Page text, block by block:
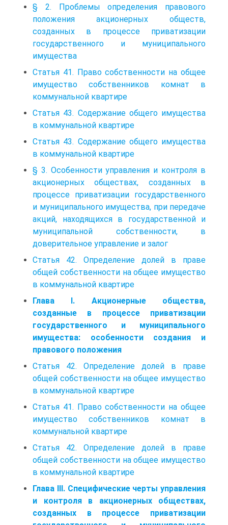
§ 2. Проблемы определения правового
положения акционерных обществ,
созданных в процессе приватизации
государственного и муниципального
имущества
Статья 41. Право собственности на общее
имущество собственников комнат в
коммунальной квартире
Статья 43. Содержание общего имущества
в коммунальной квартире
Статья 43. Содержание общего имущества
в коммунальной квартире
§ 3. Особенности управления и контроля в
акционерных обществах, созданных в
процессе приватизации государственного
и муниципального имущества, при передаче
акций, находящихся в государственной и
муниципальной собственности, в
доверительное управление и залог
Статья 42. Определение долей в праве
общей собственности на общее имущество
в коммунальной квартире
Глава I. Акционерные общества,
созданные в процессе приватизации
государственного и муниципального
имущества: особенности создания и
правового положения
Статья 42. Определение долей в праве
общей собственности на общее имущество
в коммунальной квартире
Статья 41. Право собственности на общее
имущество собственников комнат в
коммунальной квартире
Статья 42. Определение долей в праве
общей собственности на общее имущество
в коммунальной квартире
Глава III. Специфические черты управления
и контроля в акционерных обществах,
созданных в процессе приватизации